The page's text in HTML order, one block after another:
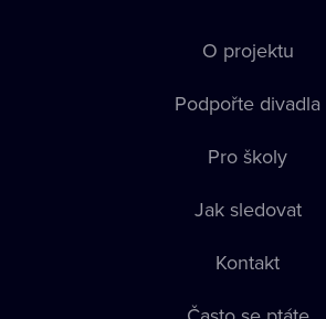
O projektu
Podpořte divadla
Pro školy
Jak sledovat
Kontakt